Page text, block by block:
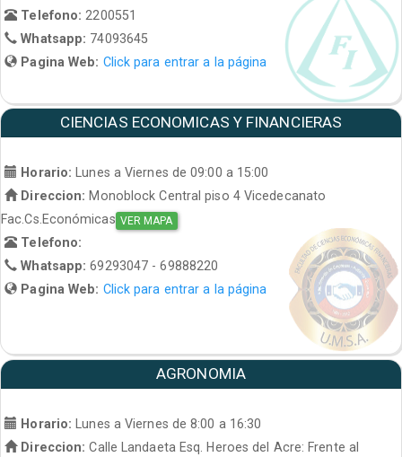
Telefono: 2200551
Whatsapp: 74093645
Pagina Web: Click para entrar a la página
CIENCIAS ECONOMICAS Y FINANCIERAS
Horario: Lunes a Viernes de 09:00 a 15:00
Direccion: Monoblock Central piso 4 Vicedecanato
Fac.Cs.Económicas VER MAPA
Telefono:
Whatsapp:69293047 - 69888220
Pagina Web: Click para entrar a la página
AGRONOMIA
Horario:
Lunes a Viernes de 8:00 a 16:30
Direccion: Calle Landaeta Esq. Heroes del Acre: Frente al